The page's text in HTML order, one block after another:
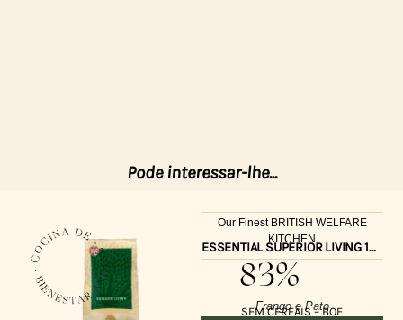
Pode interessar-lhe...
Our Finest BRITISH WELFARE
KITCHEN
ESSENTIAL SUPERIOR LIVING 10KG UK
83%
Frango e Pato
SEM CEREAIS – BOF